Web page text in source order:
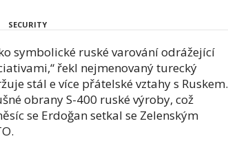
SECURITY
symbolické ruské varování odrážející
řekl nejmenovaný turecký
stál e více přátelské vztahy s Ruskem.
obrany S-400 ruské výroby, což
se Erdoğan setkal se Zelenským